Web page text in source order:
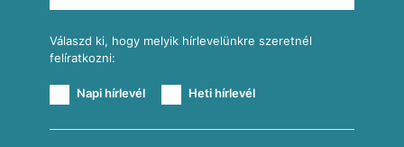
Válaszd ki, hogy melyik hírlevelünkre szeretnél
felíratkozni:
Napi hírlevél Heti hírlevél